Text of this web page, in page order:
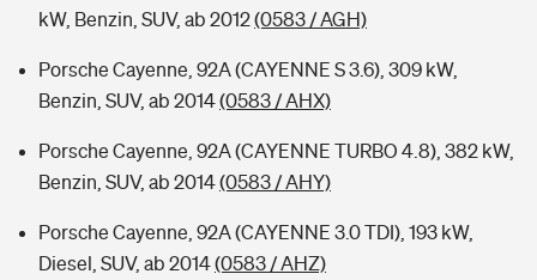
kW, Benzin, SUV, ab 2012(0583 / AGH)
Porsche Cayenne, 92A (CAYENNE S 3.6), 309 kW,
Benzin, SUV, ab 2014(0583 / AHX)
Porsche Cayenne, 92A (CAYENNE TURBO 4.8), 382 kW,
Benzin, SUV, ab 2014(0583 / AHY)
Porsche Cayenne, 92A (CAYENNE 3.0 TDI), 193 kW,
Diesel, SUV, ab 2014(0583 / AHZ)